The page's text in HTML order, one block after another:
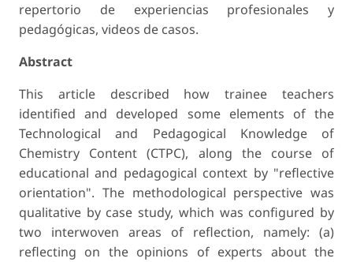
repertorio de experiencias profesionales y
pedagógicas, videos de casos.
Abstract
This article described how trainee teachers
identified and developed some elements of the
Technological and Pedagogical Knowledge of
Chemistry Content (CTPC), along the course of
educational and pedagogical context by "reflective
orientation". The methodological perspective was
qualitative by case study, which was configured by
two interwoven areas of reflection, namely: (a)
reflecting on the opinions of experts about the